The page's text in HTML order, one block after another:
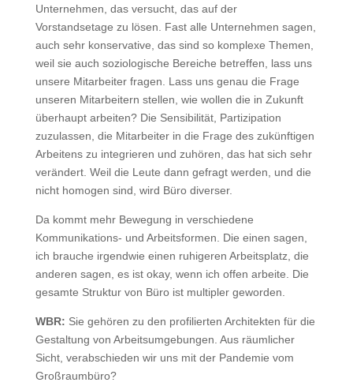
Unternehmen, das versucht, das auf der
Vorstandsetage zu lösen. Fast alle Unternehmen sagen,
auch sehr konservative, das sind so komplexe Themen,
weil sie auch soziologische Bereiche betreffen, lass uns
unsere Mitarbeiter fragen. Lass uns genau die Frage
unseren Mitarbeitern stellen, wie wollen die in Zukunft
überhaupt arbeiten? Die Sensibilität, Partizipation
zuzulassen, die Mitarbeiter in die Frage des zukünftigen
Arbeitens zu integrieren und zuhören, das hat sich sehr
verändert. Weil die Leute dann gefragt werden, und die
nicht homogen sind, wird Büro diverser.
Da kommt mehr Bewegung in verschiedene
Kommunikations- und Arbeitsformen. Die einen sagen,
ich brauche irgendwie einen ruhigeren Arbeitsplatz, die
anderen sagen, es ist okay, wenn ich offen arbeite. Die
gesamte Struktur von Büro ist multipler geworden.
WBR: Sie gehören zu den profilierten Architekten für die
Gestaltung von Arbeitsumgebungen. Aus räumlicher
Sicht, verabschieden wir uns mit der Pandemie vom
Großraumbüro?